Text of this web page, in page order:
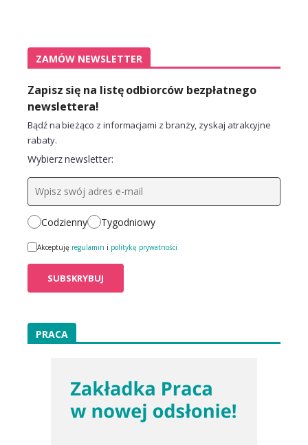
ZAMÓW NEWSLETTER
Zapisz się na listę odbiorców bezpłatnego
newslettera!
Bądź na bieżąco z informacjami z branży, zyskaj atrakcyjne
rabaty.
Wybierz newsletter:
Codzienny Tygodniowy
Akceptuję regulamin i politykę prywatności
PRACA